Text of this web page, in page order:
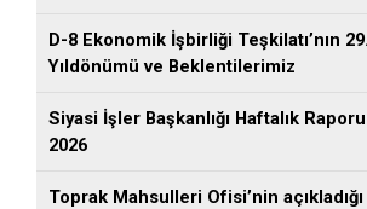
D-8 Ekonomik İşbirliği Teşkilatı’nın
Yıldönümü ve Beklentilerimiz
Siyasi İşler Başkanlığı Haftalık
2026
Toprak Mahsulleri Ofisi’nin